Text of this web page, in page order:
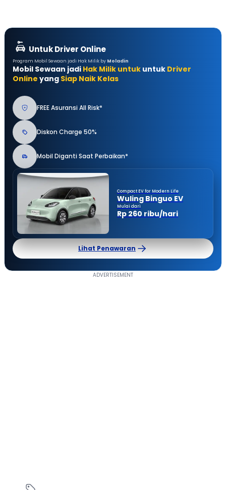
Untuk Driver Online
Program Mobil Sewaan jadi Hak Milik by Moladin
Mobil Sewaan jadi Hak Milik untuk untuk Driver
Online yang Siap Naik Kelas
FREE Asuransi All Risk*
Diskon Charge 50%
Mobil Diganti Saat Perbaikan*
Compact EV for Modern Life
Wuling Binguo EV
Mulai dari
Rp 260 ribu/hari
Lihat Penawaran